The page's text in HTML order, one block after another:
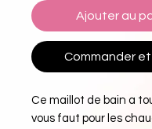
Ajouter au
Commander
Ce maillot de bain a
vous faut pour les